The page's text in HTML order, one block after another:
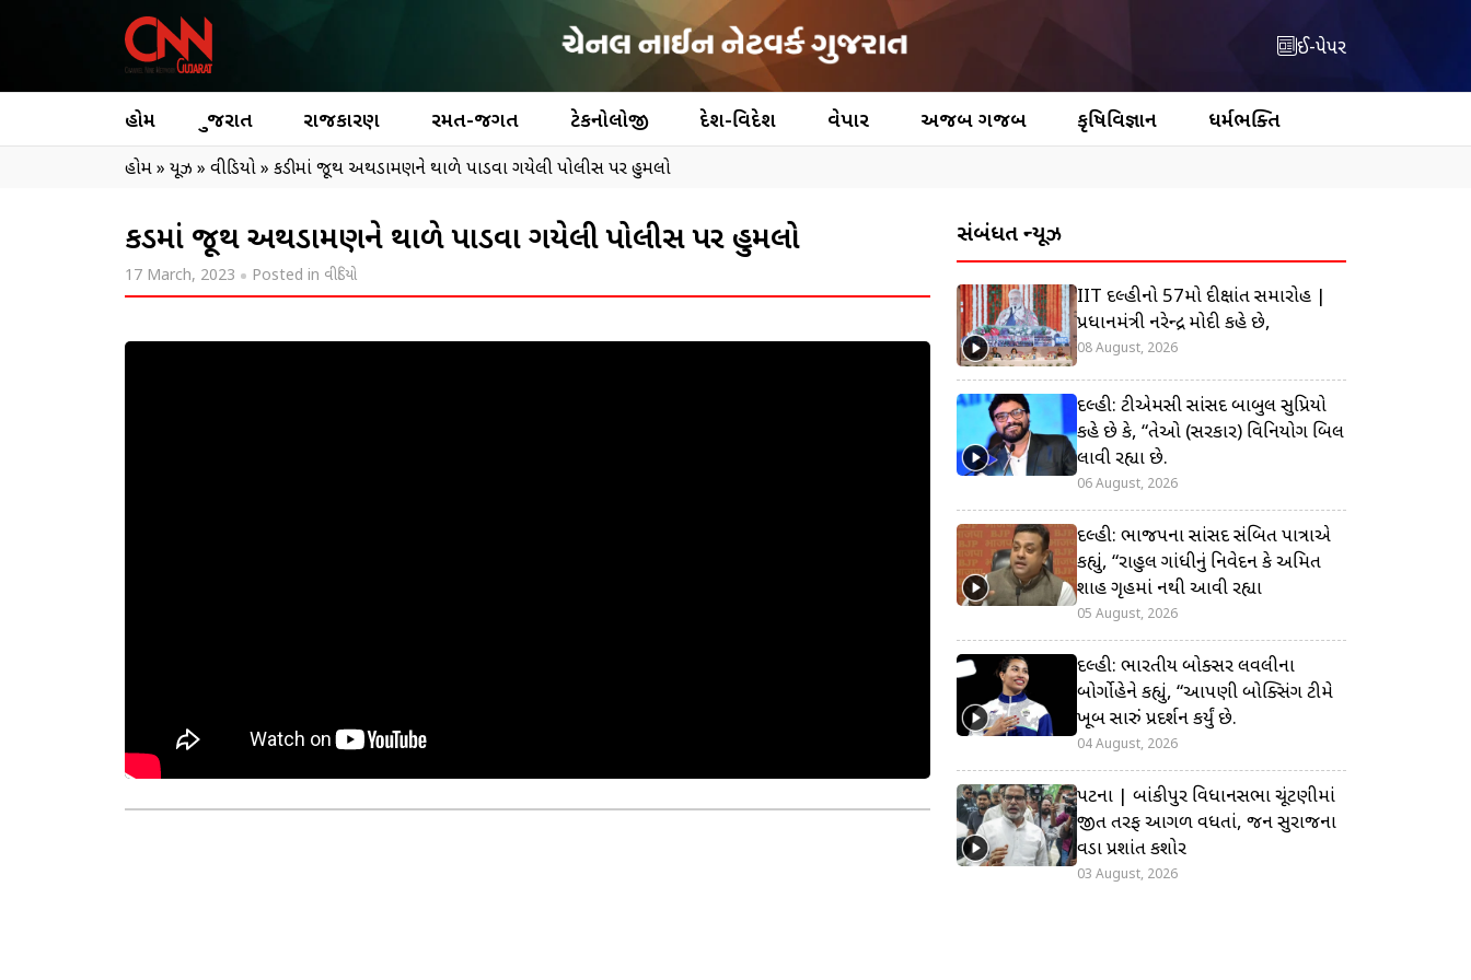
ઈ-પેપર
હોમ ગુજરાત રાજકારણ રમત-જગત ટેકનોલોજી દેશ-વિદેશ વેપાર અજબ ગજબ કૃષિવિજ્ઞાન ધર્મભક્તિ
હોમ» ન્યૂઝ » વીડિયો» કડીમાં જૂથ અથડામણને થાળે પાડવા ગયેલી પોલીસ પર હુમલો
કડીમાં જૂથ અથડામણને થાળે પાડવા ગયેલી પોલીસ પર હુમલો
17 March, 2023 Posted in વીડિયો
સંબંધિત ન્યૂઝ
IIT દિલ્હીનો 57મો દીક્ષાંત સમારોહ |
પ્રધાનમંત્રી નરેન્દ્ર મોદી કહે છે,
08 August, 2026
દિલ્હી: ટીએમસી સાંસદ બાબુલ સુપ્રિયો
કહે છે કે, “તેઓ (સરકાર) વિનિયોગ બિલ
લાવી રહ્યા છે.
06 August, 2026
દિલ્હી: ભાજપના સાંસદ સંબિત પાત્રાએ
કહ્યું, “રાહુલ ગાંધીનું નિવેદન કે અમિત
શાહ ગૃહમાં નથી આવી રહ્યા
05 August, 2026
દિલ્હી: ભારતીય બોક્સર લવલીના
બોર્ગોહેને કહ્યું, “આપણી બોક્સિંગ ટીમે
ખૂબ સારું પ્રદર્શન કર્યું છે.
04 August, 2026
પટના | બાંકીપુર વિધાનસભા ચૂંટણીમાં
જીત તરફ આગળ વધતાં, જન સુરાજના
વડા પ્રશાંત કિશોર
03 August, 2026